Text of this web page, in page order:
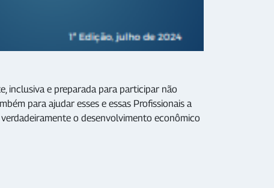
inclusiva e preparada para participar não
para ajudar esses e essas Profissionais a
o desenvolvimento econômico